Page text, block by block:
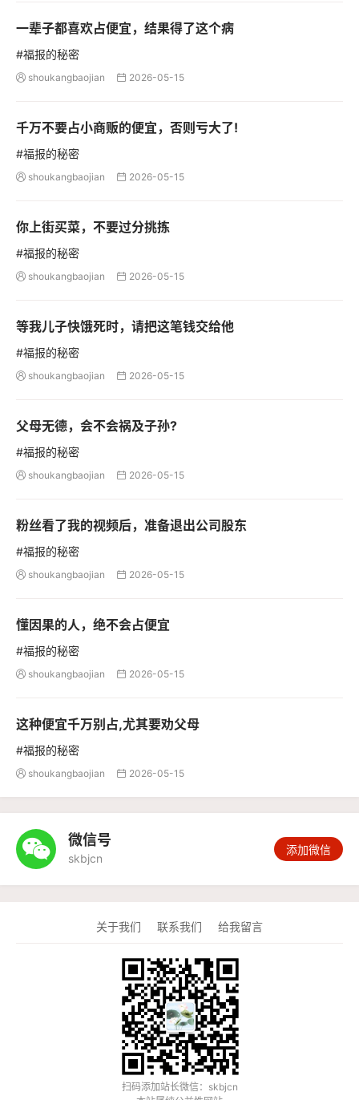
一辈子都喜欢占便宜，结果得了这个病
#福报的秘密
 shoukangbaojian  2026-05-15
千万不要占小商贩的便宜，否则亏大了!
#福报的秘密
 shoukangbaojian  2026-05-15
你上街买菜，不要过分挑拣
#福报的秘密
 shoukangbaojian  2026-05-15
等我儿子快饿死时，请把这笔钱交给他
#福报的秘密
 shoukangbaojian  2026-05-15
父母无德，会不会祸及子孙?
#福报的秘密
 shoukangbaojian  2026-05-15
粉丝看了我的视频后，准备退出公司股东
#福报的秘密
 shoukangbaojian  2026-05-15
懂因果的人，绝不会占便宜
#福报的秘密
 shoukangbaojian  2026-05-15
这种便宜千万别占,尤其要劝父母
#福报的秘密
 shoukangbaojian  2026-05-15
 微信号
skbjcn
添加微信
关于我们 联系我们 给我留言
扫码添加站长微信：skbjcn